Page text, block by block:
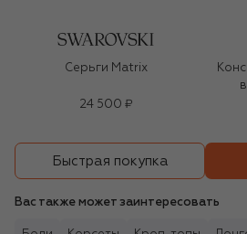
Серьги Matrix
24 500 ₽
Быстрая покупка
Вас также может заинтересовать